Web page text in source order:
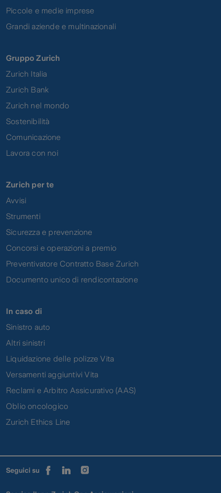
Piccole e medie imprese
Grandi aziende e multinazionali
Gruppo Zurich
Zurich Italia
Zurich Bank
Zurich nel mondo
Sostenibilità
Comunicazione
Lavora con noi
Zurich per te
Avvisi
Strumenti
Sicurezza e prevenzione
Concorsi e operazioni a premio
Preventivatore Contratto Base Zurich
Documento unico di rendicontazione
In caso di
Sinistro auto
Altri sinistri
Liquidazione delle polizze Vita
Versamenti aggiuntivi Vita
Reclami e Arbitro Assicurativo (AAS)
Oblio oncologico
Zurich Ethics Line
Seguici su